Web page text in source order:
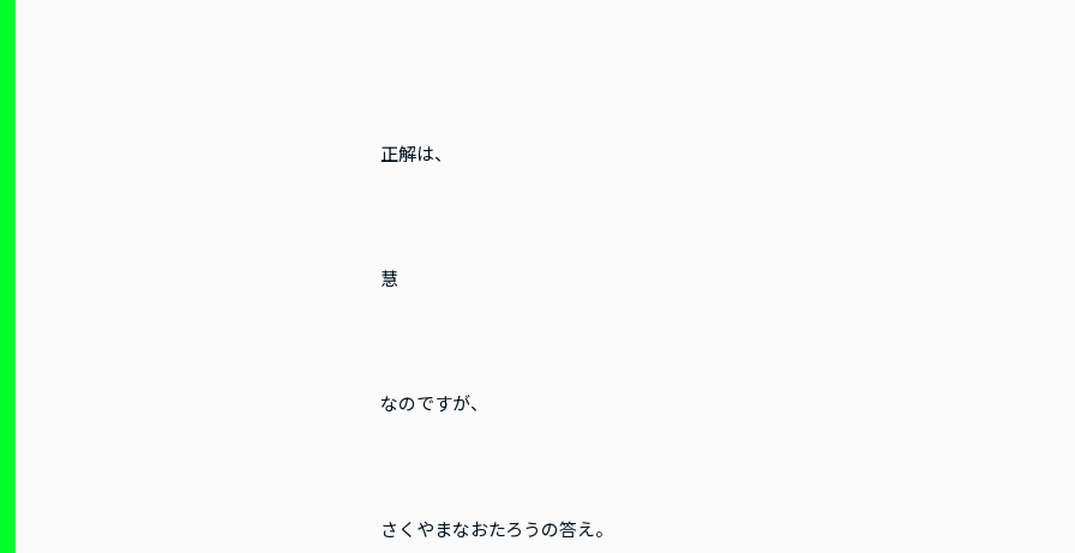
正解は、
慧
なのですが、
さくやまなおたろうの答え。